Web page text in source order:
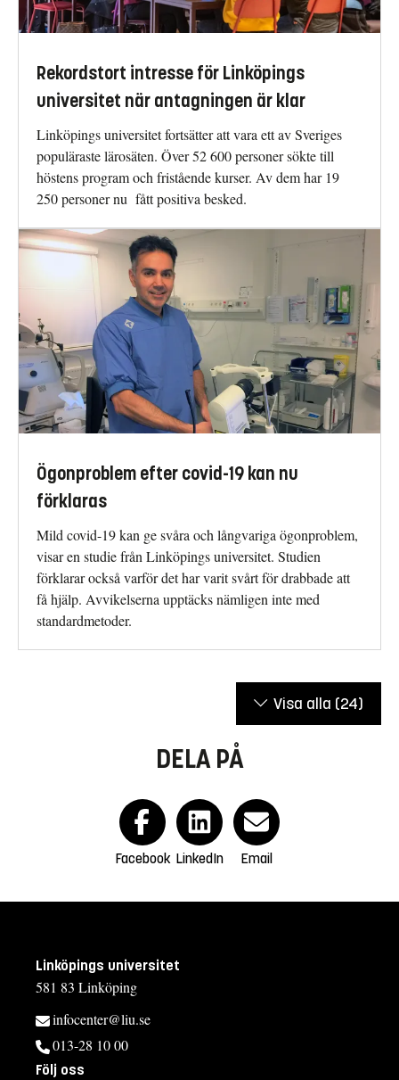
Rekordstort intresse för Linköpings
universitet när antagningen är klar
Linköpings universitet fortsätter att vara ett av Sveriges
populäraste lärosäten. Över 52 600 personer sökte till
höstens program och fristående kurser. Av dem har 19
250 personer nu fått positiva besked.
Ögonproblem efter covid-19 kan nu
förklaras
Mild covid-19 kan ge svåra och långvariga ögonproblem,
visar en studie från Linköpings universitet. Studien
förklarar också varför det har varit svårt för drabbade att
få hjälp. Avvikelserna upptäcks nämligen inte med
standardmetoder.
Visa alla (24)
DELA PÅ
Facebook LinkedIn Email
Linköpings universitet
581 83 Linköping
infocenter@liu.se
013-28 10 00
Följ oss